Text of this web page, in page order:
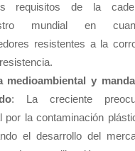
requisitos de la
mundial en
resistentes a la
medioambiental y
: La creciente
por la contaminación
el desarrollo del